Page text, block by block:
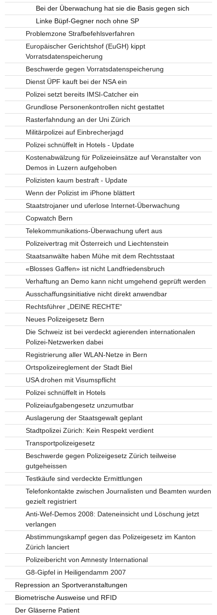
Bei der Überwachung hat sie die Basis gegen sich
Linke Büpf-Gegner noch ohne SP
Problemzone Strafbefehlsverfahren
Europäischer Gerichtshof (EuGH) kippt
Vorratsdatenspeicherung
Beschwerde gegen Vorratsdatenspeicherung
Dienst ÜPF kauft bei der NSA ein
Polizei setzt bereits IMSI-Catcher ein
Grundlose Personenkontrollen nicht gestattet
Rasterfahndung an der Uni Zürich
Militärpolizei auf Einbrecherjagd
Polizei schnüffelt in Hotels - Update
Kostenabwälzung für Polizeieinsätze auf Veranstalter von
Demos in Luzern aufgehoben
Polizisten kaum bestraft - Update
Wenn der Polizist im iPhone blättert
Staatstrojaner und uferlose Internet-Überwachung
Copwatch Bern
Telekommunikations-Überwachung ufert aus
Polizeivertrag mit Österreich und Liechtenstein
Staatsanwälte haben Mühe mit dem Rechtsstaat
«Blosses Gaffen» ist nicht Landfriedensbruch
Verhaftung an Demo kann nicht umgehend geprüft werden
Ausschaffungsinitiative nicht direkt anwendbar
Rechtsführer „DEINE RECHTE“
Neues Polizeigesetz Bern
Die Schweiz ist bei verdeckt agierenden internationalen
Polizei-Netzwerken dabei
Registrierung aller WLAN-Netze in Bern
Ortspolizeireglement der Stadt Biel
USA drohen mit Visumspflicht
Polizei schnüffelt in Hotels
Polizeiaufgabengesetz unzumutbar
Auslagerung der Staatsgewalt geplant
Stadtpolizei Zürich: Kein Respekt verdient
Transportpolizeigesetz
Beschwerde gegen Polizeigesetz Zürich teilweise
gutgeheissen
Testkäufe sind verdeckte Ermittlungen
Telefonkontakte zwischen Journalisten und Beamten wurden
gezielt registriert
Anti-Wef-Demos 2008: Dateneinsicht und Löschung jetzt
verlangen
Abstimmungskampf gegen das Polizeigesetz im Kanton
Zürich lanciert
Polizeibericht von Amnesty International
G8-Gipfel in Heiligendamm 2007
Repression an Sportveranstaltungen
Biometrische Ausweise und RFID
Der Gläserne Patient